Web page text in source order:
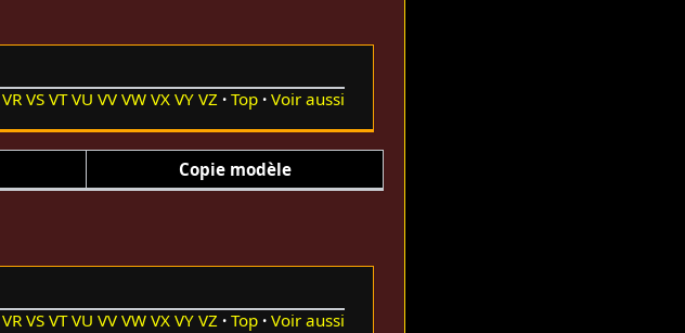
VR VS VT VU VV VW VX VY VZ Top Voir aussi
Copie modèle
VR VS VT VU VV VW VX VY VZ Top Voir aussi